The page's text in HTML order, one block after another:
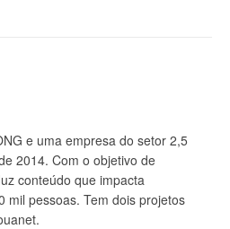
e uma empresa do setor 2,5
2014. Com o objetivo de
conteúdo que impacta
mil pessoas. Tem dois projetos